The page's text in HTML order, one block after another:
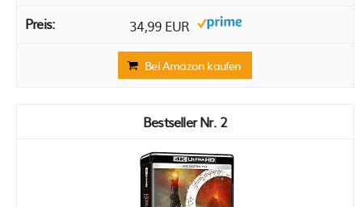
34,99 EUR
Bei Amazon kaufen
2